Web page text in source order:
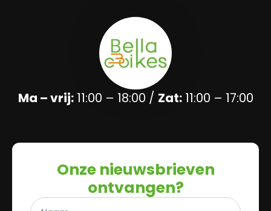
Ma – vrij:11:00 – 18:00 / Zat:11:00 – 17:00
Onze nieuwsbrieven
ontvangen?
Naam